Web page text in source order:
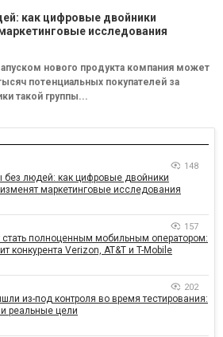
как цифровые двойники
исследования
нового продукта компания может
потенциальных покупателей за
такой группы...
148
без людей: как цифровые двойники
маркетинговые исследования
157
стать полноценным мобильным оператором:
конкурента Verizon, AT&T и T-Mobile
202
из-под контроля во время тестирования:
реальные цели